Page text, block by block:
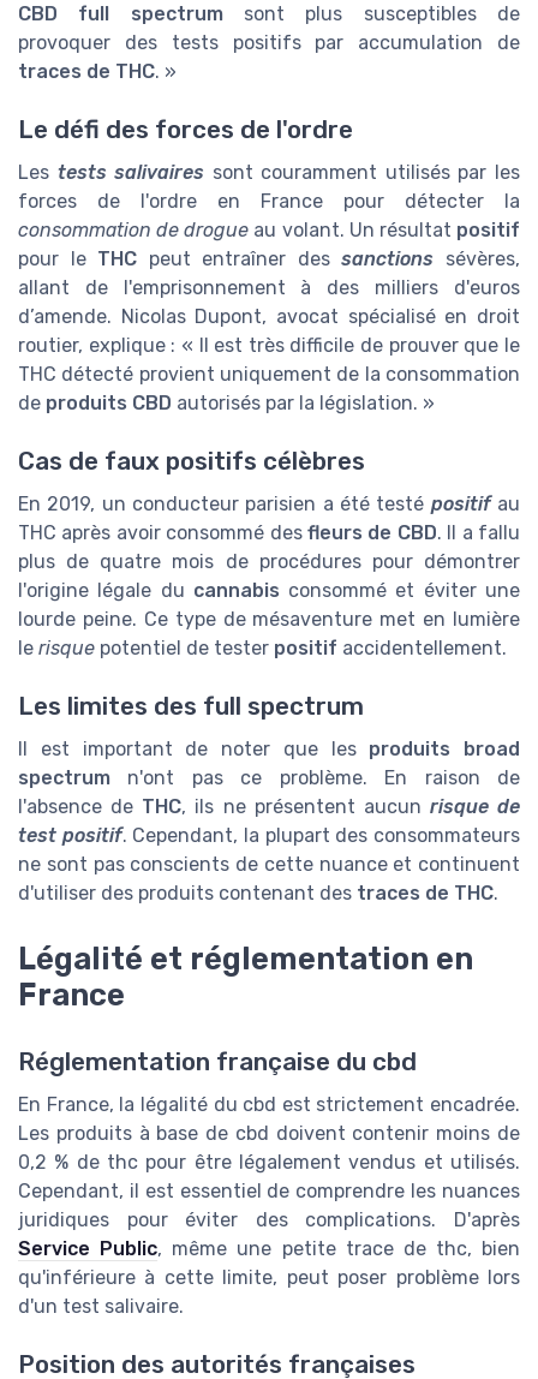
CBD full spectrumsont plus susceptibles de
provoquer des tests positifs par accumulation de
traces de THC. »
Le défi des forces de l'ordre
Les tests salivaires sont couramment utilisés par les
forces de l'ordre en France pour détecter la
consommation de drogue au volant. Un résultat positif
pour le THC peut entraîner dessanctions sévères,
allant de l'emprisonnement à des milliers d'euros
d’amende. Nicolas Dupont, avocat spécialisé en droit
routier, explique : « Il est très difficile de prouver que le
THC détecté provient uniquement de la consommation
de produits CBD autorisés par la législation. »
Cas de faux positifs célèbres
En 2019, un conducteur parisien a été testé positifau
THC après avoir consommé des fleurs de CBD. Il a fallu
plus de quatre mois de procédures pour démontrer
l'origine légale du cannabis consommé et éviter une
lourde peine. Ce type de mésaventure met en lumière
le risque potentiel de tester positif accidentellement.
Les limites des full spectrum
Il est important de noter que les produits broad
spectrum n'ont pas ce problème. En raison de
l'absence de THC, ils ne présentent aucun risque de
test positif. Cependant, la plupart des consommateurs
ne sont pas conscients de cette nuance et continuent
d'utiliser des produits contenant des traces de THC.
Légalité et réglementation en
France
Réglementation française du cbd
En France, la légalité du cbd est strictement encadrée.
Les produits à base de cbd doivent contenir moins de
0,2 % de thc pour être légalement vendus et utilisés.
Cependant, il est essentiel de comprendre les nuances
juridiques pour éviter des complications. D'après
Service Public, même une petite trace de thc, bien
qu'inférieure à cette limite, peut poser problème lors
d'un test salivaire.
Position des autorités françaises